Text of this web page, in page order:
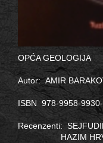
OPĆA GEOLOGIJA
Autor:
ISBN 978-9958-
Recenzenti:
HAZIM